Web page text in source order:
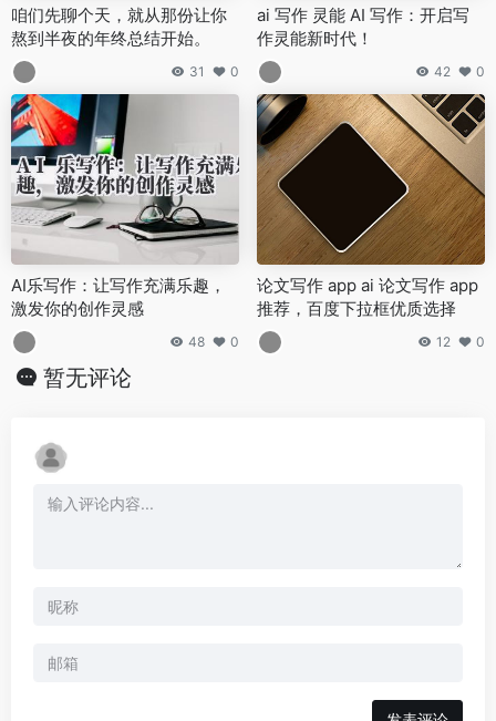
咱们先聊个天，就从那份让你
熬到半夜的年终总结开始。
31 0
ai 写作 灵能 AI 写作：开启写
作灵能新时代！
42 0
AI乐写作：让写作充满乐趣，
激发你的创作灵感
48 0
论文写作 app ai 论文写作 app
推荐，百度下拉框优质选择
12 0
暂无评论